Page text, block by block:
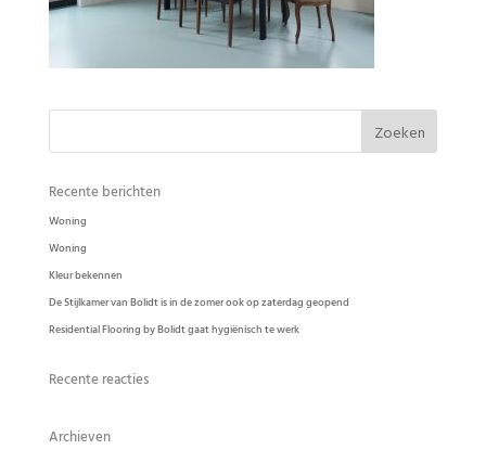
Recente berichten
Woning
Woning
Kleur bekennen
De Stijlkamer van Bolidt is in de zomer ook op zaterdag geopend
Residential Flooring by Bolidt gaat hygiënisch te werk
Recente reacties
Archieven